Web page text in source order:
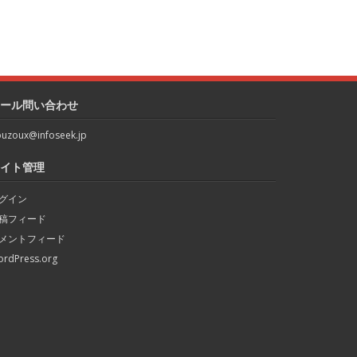
ル問い合わせ
ト管理
イン
フィード
ントフィード